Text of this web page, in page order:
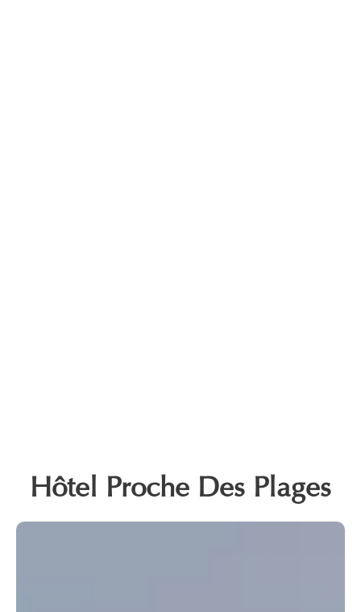
Hôtel Proche Des Plages